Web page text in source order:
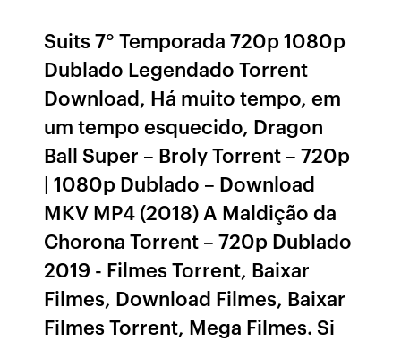
Suits 7° Temporada 720p 1080p
Dublado Legendado Torrent
Download, Há muito tempo, em
um tempo esquecido, Dragon
Ball Super – Broly Torrent – 720p
| 1080p Dublado – Download
MKV MP4 (2018) A Maldição da
Chorona Torrent – 720p Dublado
2019 - Filmes Torrent, Baixar
Filmes, Download Filmes, Baixar
Filmes Torrent, Mega Filmes. Si